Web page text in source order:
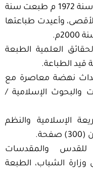
الوضعية وهي رسالة الدكتوراه سنة 1972 م طبعت سنة
الأقصى، وأعيدت طباعتها
العلمية الطبعة
نهضة معاصرة مع
والبحوث الإسلامية /
الإسلامية والنظم
للقدس والمقدسات
وزارة الشباب، الطبعة